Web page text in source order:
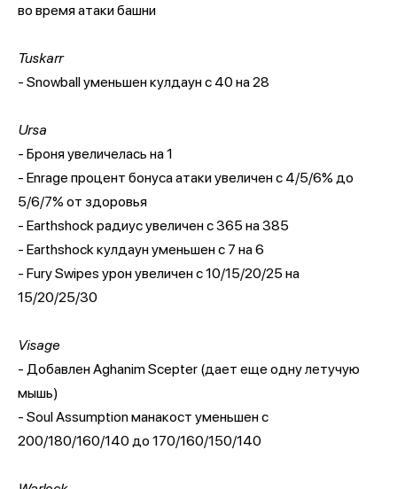
во время атаки башни
Tuskarr
- Snowball уменьшен кулдаун с 40 на 28
Ursa
- Броня увеличелась на 1
- Enrage процент бонуса атаки увеличен с 4/5/6% до
5/6/7% от здоровья
- Earthshock радиус увеличен с 365 на 385
- Earthshock кулдаун уменьшен с 7 на 6
- Fury Swipes урон увеличен с 10/15/20/25 на
15/20/25/30
Visage
- Добавлен Aghanim Scepter (дает еще одну летучую
мышь)
- Soul Assumption манакост уменьшен с
200/180/160/140 до 170/160/150/140